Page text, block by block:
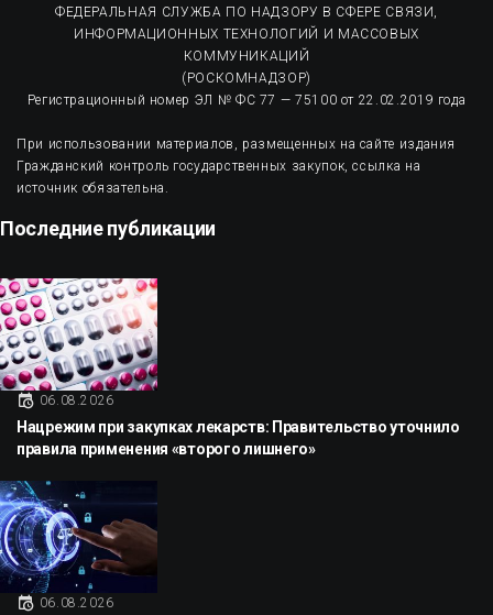
ФЕДЕРАЛЬНАЯ СЛУЖБА ПО НАДЗОРУ В СФЕРЕ СВЯЗИ,
ИНФОРМАЦИОННЫХ ТЕХНОЛОГИЙ И МАССОВЫХ
КОММУНИКАЦИЙ
(РОСКОМНАДЗОР)
Регистрационный номер ЭЛ № ФС 77 — 75100 от 22.02.2019 года
При использовании материалов, размещенных на сайте издания
Гражданский контроль государственных закупок, ссылка на
источник обязательна.
Последние публикации
06.08.2026
Нацрежим при закупках лекарств: Правительство уточнило
правила применения «второго лишнего»
06.08.2026